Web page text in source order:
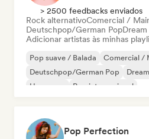
> 2500 feedbacks enviados
Rock alternativoComercial /
Deutschpop/German Pop
Adicionar artistas às minhas
Pop suave / Balada Comercial /
Deutschpop/German Pop
Hyperpop
Pop internacional
Pop Perfection